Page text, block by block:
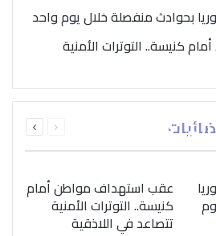
كنيسة.. التوترات الأمنية
الصفحةالصفحة
الدولي..
تؤكد
نهج متكامل
المخدرات
عقب استهداف مواطن أمام
كنيسة.. التوترات الأمنية
تتصاعد في اللاذقية